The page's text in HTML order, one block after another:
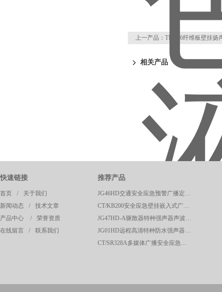
上一产品： TL-106纤维板壁挂扬
相关产品
快速链接
首页 /
关于我们
新闻动态
/
技术文章
产品中心
/
荣誉资质
在线留言
/ 联系我们
推荐产品
JG46HD交通安全应急预警广播定向高清强声器
CT/KB200安全应急壁挂嵌入式广播呼叫控制主机
JG47HD-A驱散器特种强声器声波定向驱散器应急预警系统
JG01HD远程高清特种防水强声器校园广播应急系统
CT/SR328A多媒体广播安全应急声波驱散系统控制主机